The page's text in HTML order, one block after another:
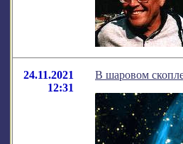
24.11.2021
12:31
В шаровом